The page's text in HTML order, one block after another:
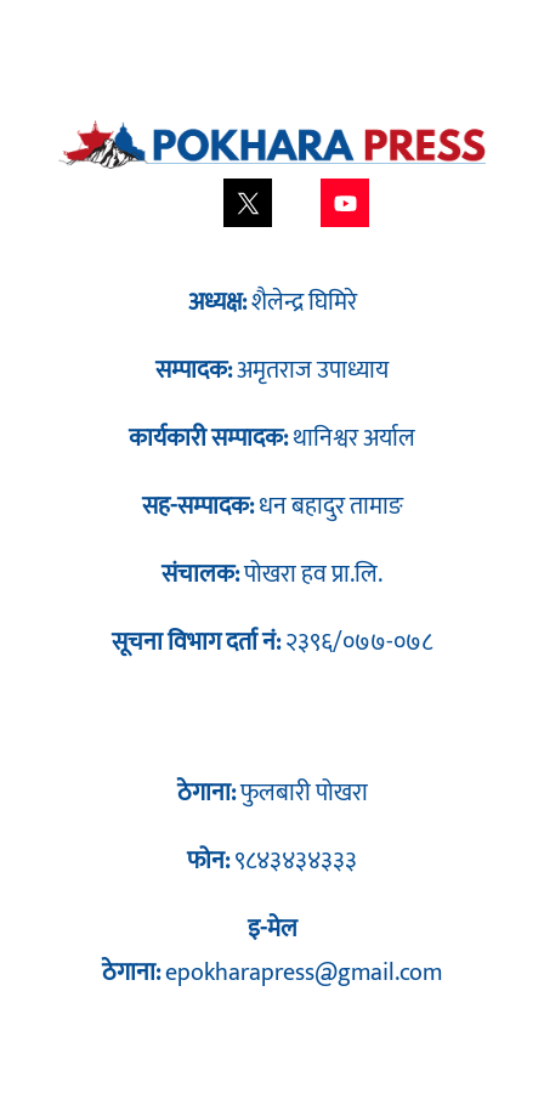
अध्यक्ष:शैलेन्द्र घिमिरे
सम्पादक:अमृतराज उपाध्याय
कार्यकारी सम्पादक:थानिश्वर अर्याल
सह-सम्पादक:धन बहादुर तामाङ
संचालक:पोखरा हव प्रा.लि.
सूचना विभाग दर्ता नं:२३९६/०७७-०७८
ठेगाना:फुलबारी पोखरा
फोन:९८४३४३४३३३
इ-मेल
ठेगाना:epokharapress@gmail.com